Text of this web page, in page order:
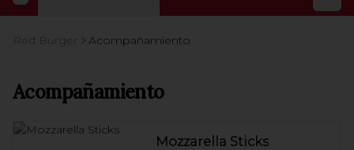
Red Burger Acompañamiento
Acompañamiento
Mozzarella Sticks